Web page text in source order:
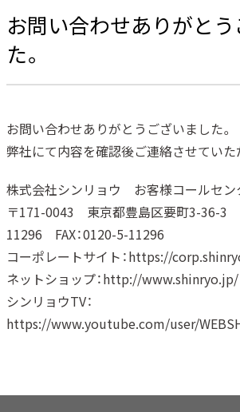
お問い合わせありがと
た。
お問い合わせありがとうございました。
弊社にて内容を確認後ご連絡させていた
株式会社シンリョウ お客様コールセン
〒171-0043 東京都豊島区要町3-36-3
11296 FAX：0120-5-11296
コーポレートサイト：https://
ネットショップ：http://www.shinryo.jp/
シンリョウTV：
https://www.youtube.com/user/